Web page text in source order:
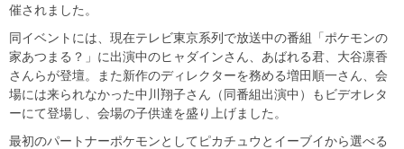
催されました。
同イベントには、現在テレビ東京系列で放送中の番組「ポケモンの
家あつまる？」に出演中のヒャダインさん、あばれる君、大谷凛香
さんらが登壇。また新作のディレクターを務める増田順一さん、会
場には来られなかった中川翔子さん（同番組出演中）もビデオレタ
ーにて登場し、会場の子供達を盛り上げました。
最初のパートナーポケモンとしてピカチュウとイーブイから選べる